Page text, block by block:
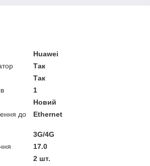
Huawei
Так
Так
1
Новий
до
Ethernet
3G/4G
17.0
2 шт.